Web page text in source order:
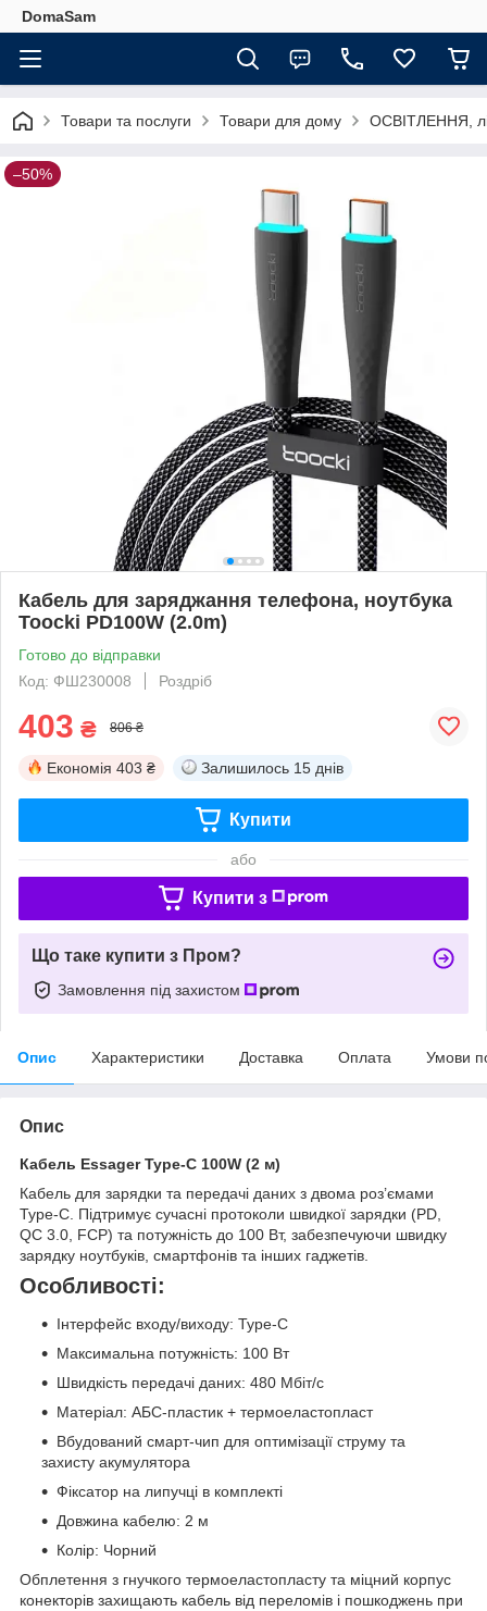
DomaSam
Товари та послуги Товари для дому ОСВІТЛЕННЯ,
–50%
Кабель для заряджання телефона, ноутбука
Toocki PD100W (2.0m)
Готово до відправки
Код: ФШ230008
Роздріб
403 ₴ 806 ₴
Економія 403 ₴ Залишилось 15 днів
Купити
або
Купити з
Що таке купити з Пром?
Замовлення під захистом
Опис Характеристики Доставка Оплата Умови
Опис
Кабель Essager Type-C 100W (2 м)
Кабель для зарядки та передачі даних з двома роз’ємами
Type-C. Підтримує сучасні протоколи швидкої зарядки (PD,
QC 3.0, FCP) та потужність до 100 Вт, забезпечуючи швидку
зарядку ноутбуків, смартфонів та інших гаджетів.
Особливості:
Інтерфейс входу/виходу: Type-C
Максимальна потужність: 100 Вт
Швидкість передачі даних: 480 Мбіт/с
Матеріал: АБС-пластик + термоеластопласт
Вбудований смарт-чип для оптимізації струму та
захисту акумулятора
Фіксатор на липучці в комплекті
Довжина кабелю: 2 м
Колір: Чорний
Обплетення з гнучкого термоеластопласту та міцний корпус
конекторів захищають кабель від переломів і пошкоджень при